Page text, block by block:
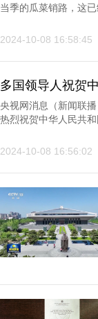
当季的瓜菜销路，这
2024-10-08 16:58:45
多国领导人祝贺
央视网消息（新闻联
热烈祝贺中华人民共和
2024-10-08 16:56:02